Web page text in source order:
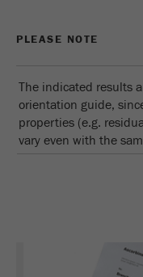
las cookies
Nombre
Ciclo de vida de las
PLEASE NOTE
The indicated results
orientation guide,
properties (e.g.
vary even with the